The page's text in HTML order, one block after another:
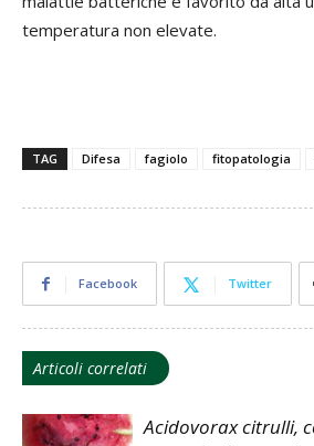
temperatura non elevate.
TAG Difesa fagiolo fitopatologia
Facebook Twitter
Articoli correlati
Acidovorax citrulli,